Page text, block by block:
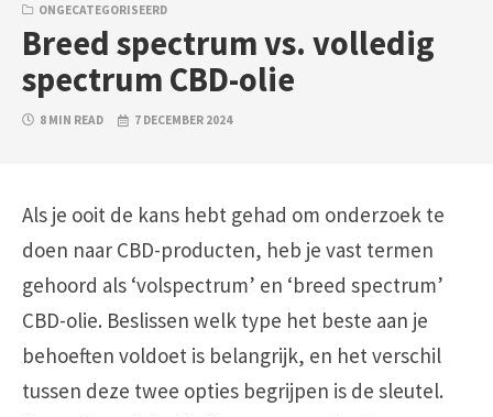
ONGECATEGORISEERD
Breed spectrum vs. volledig
spectrum CBD-olie
8 MIN READ 7 DECEMBER 2024
Als je ooit de kans hebt gehad om onderzoek te
doen naar CBD-producten, heb je vast termen
gehoord als ‘volspectrum’ en ‘breed spectrum’
CBD-olie. Beslissen welk type het beste aan je
behoeften voldoet is belangrijk, en het verschil
tussen deze twee opties begrijpen is de sleutel.